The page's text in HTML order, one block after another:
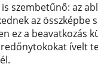
szembetűnő: az
az
ez a beavatkozás
ívelt